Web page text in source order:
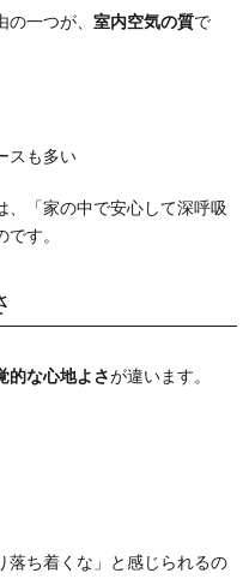
一つが、 室内空気の質で
スも多い
、「家の中で安心して深呼吸
す。
的な心地よさが違います。
落ち着くな」と感じられるの